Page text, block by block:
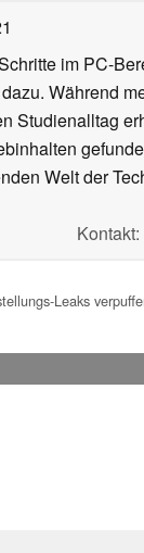
im PC-
Während
Studienalltag
Welt der
Kontakt:
Leaks